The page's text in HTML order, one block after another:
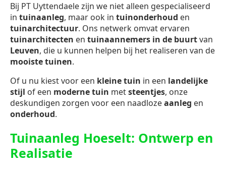
Bij PT Uyttendaele zijn we niet alleen gespecialiseerd
in tuinaanleg, maar ook in tuinonderhoud en
tuinarchitectuur. Ons netwerk omvat ervaren
tuinarchitecten en tuinaannemers in de buurtvan
Leuven, die u kunnen helpen bij het realiseren van de
mooiste tuinen.
Of u nu kiest voor een kleine tuin in een landelijke
stijl of een moderne tuin metsteentjes, onze
deskundigen zorgen voor een naadlozeaanleg en
onderhoud.
Tuinaanleg Hoeselt: Ontwerp en
Realisatie